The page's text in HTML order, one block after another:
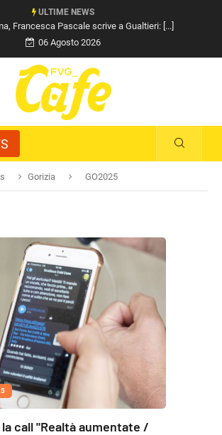
ULTIME NEWS
Francesca Pascale scrive a Gualtieri: [...]
06 Agosto 2026
Gorizia GO2025
call "Realtà aumentate /